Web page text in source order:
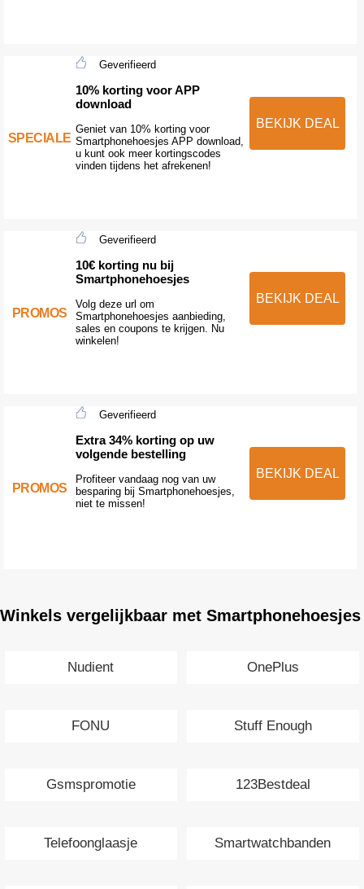
SPECIALE
Geverifieerd
10% korting voor APP
download
Geniet van 10% korting voor
Smartphonehoesjes APP download,
u kunt ook meer kortingscodes
vinden tijdens het afrekenen!
BEKIJK DEAL
PROMOS
Geverifieerd
10€ korting nu bij
Smartphonehoesjes
Volg deze url om
Smartphonehoesjes aanbieding,
sales en coupons te krijgen. Nu
winkelen!
BEKIJK DEAL
PROMOS
Geverifieerd
Extra 34% korting op uw
volgende bestelling
Profiteer vandaag nog van uw
besparing bij Smartphonehoesjes,
niet te missen!
BEKIJK DEAL
Winkels vergelijkbaar met Smartphonehoesjes
Nudient OnePlus
FONU Stuff Enough
Gsmspromotie 123Bestdeal
Telefoonglaasje Smartwatchbanden